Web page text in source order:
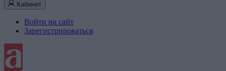
Кабинет
Войти на сайт
Зарегистрироваться